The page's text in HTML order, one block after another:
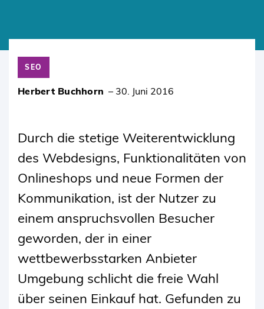
SEO
Herbert Buchhorn – 30. Juni 2016
Durch die stetige Weiterentwicklung
des Webdesigns, Funktionalitäten von
Onlineshops und neue Formen der
Kommunikation, ist der Nutzer zu
einem anspruchsvollen Besucher
geworden, der in einer
wettbewerbsstarken Anbieter
Umgebung schlicht die freie Wahl
über seinen Einkauf hat. Gefunden zu